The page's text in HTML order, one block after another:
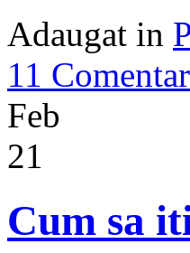
Adaugat in
11
Feb
21
Cum sa